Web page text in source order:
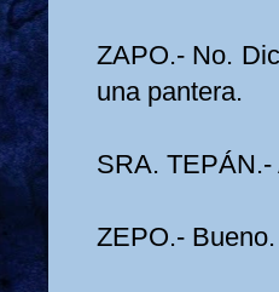
ZAPO.- No.
una pantera.
SRA.
ZEPO.-